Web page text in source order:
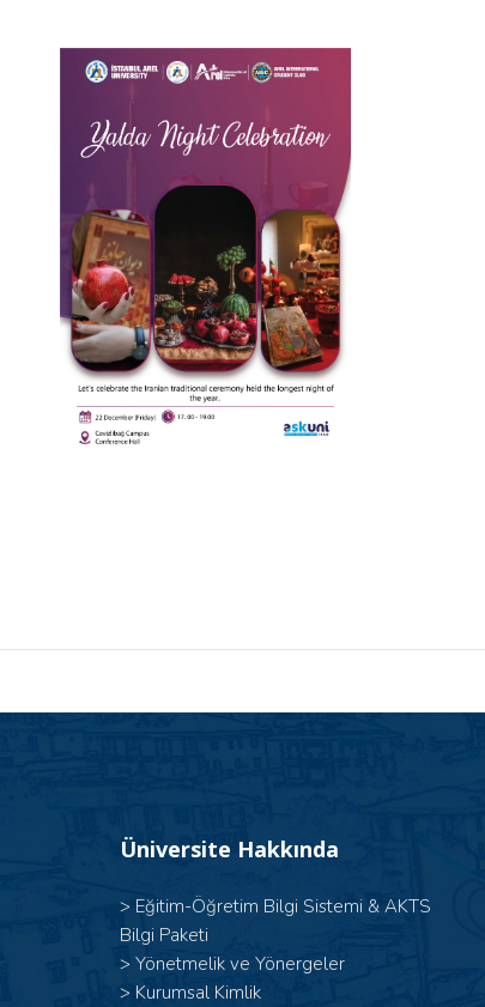
Üniversite Hakkında
> Eğitim-Öğretim Bilgi Sistemi & AKTS
Bilgi Paketi
> Yönetmelik ve Yönergeler
> Kurumsal Kimlik